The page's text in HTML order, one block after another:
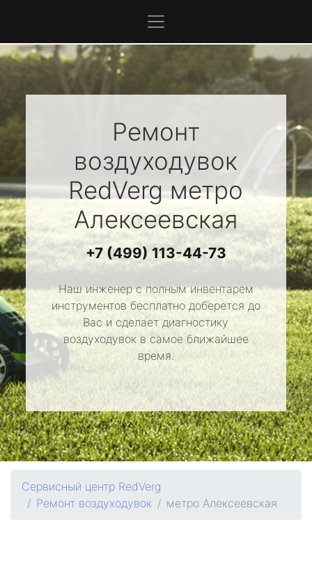
Ремонт
воздуходувок
RedVergметро
Алексеевская
+7 (499) 113-44-73
Наш инженер с полным инвентарем
инструментов бесплатно доберется до
Вас и сделает диагностику
воздуходувок в самое ближайшее
время.
Сервисный центр RedVerg
Ремонт воздуходувок
метро Алексеевская